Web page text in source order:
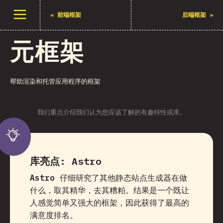
打开菜单 « 前端框架 后端框架 »
元框架
帮助渲染和托管应用程序的框架
我们重点介绍我们认为您应该了解的有趣特性或库。
库亮点: Astro
Astro 仔细研究了其他静态站点生成器在做
什么，取其精华，去其糟粕。结果是一个既让
人感觉简单又强大的框架，因此获得了最高的
满意度排名。